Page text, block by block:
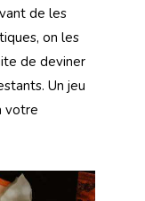
de les
on les
de deviner
Un jeu
votre